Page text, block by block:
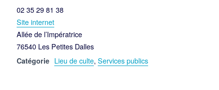
02 35 29 81 38
Site internet
Allée de l’Impératrice
76540 Les Petites Dalles
Catégorie Lieu de culte,Services publics